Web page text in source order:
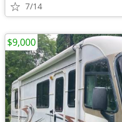
7/14
$9,000